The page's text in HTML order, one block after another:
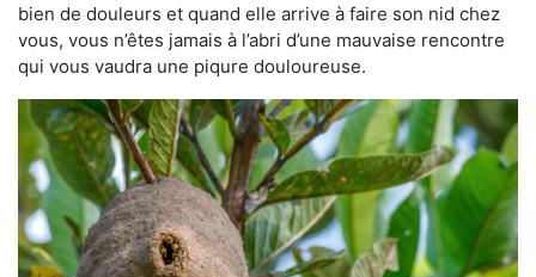
bien de douleurs et quand elle arrive à faire son nid chez
vous, vous n’êtes jamais à l’abri d’une mauvaise rencontre
qui vous vaudra une piqure douloureuse.